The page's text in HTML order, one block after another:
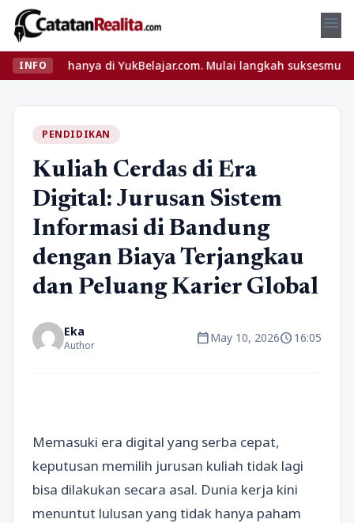
menu
INFO
hanya di YukBelajar.com. Mulai langkah suksesmu hari ini!
PENDIDIKAN
Kuliah Cerdas di Era
Digital: Jurusan Sistem
Informasi di Bandung
dengan Biaya Terjangkau
dan Peluang Karier Global
Eka
Author calendar_todayMay 10, 2026schedule16:05
Memasuki era digital yang serba cepat,
keputusan memilih jurusan kuliah tidak lagi
bisa dilakukan secara asal. Dunia kerja kini
menuntut lulusan yang tidak hanya paham